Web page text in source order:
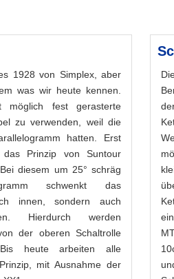
1928 von Simplex, aber
was wir heute kennen.
fest gerasterte
zu verwenden, weil die
hatten. Erst
Prinzip von Suntour
diesem um 25° schräg
schwenkt das
innen, sondern auch
Hierdurch werden
der oberen Schaltrolle
heute arbeiten alle
mit Ausnahme der